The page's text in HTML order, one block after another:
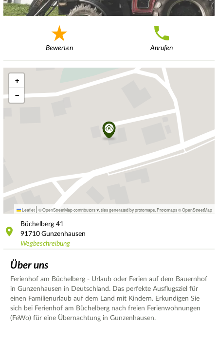
Bewerten Anrufen
+
−
Leaflet | © OpenStreetMap contributors ♥, tiles generated by protomaps Protomaps©OpenStreetMap
Büchelberg 41
91710 Gunzenhausen
Wegbeschreibung
Über uns
Ferienhof am Büchelberg - Urlaub oder Ferien auf dem Bauernhof
in Gunzenhausen in Deutschland. Das perfekte Ausflugsziel für
einen Familienurlaub auf dem Land mit Kindern. Erkundigen Sie
sich bei Ferienhof am Büchelberg nach freien Ferienwohnungen
(FeWo) für eine Übernachtung in Gunzenhausen.